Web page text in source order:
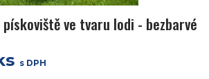
ve tvaru lodi - bezbarvé
s DPH